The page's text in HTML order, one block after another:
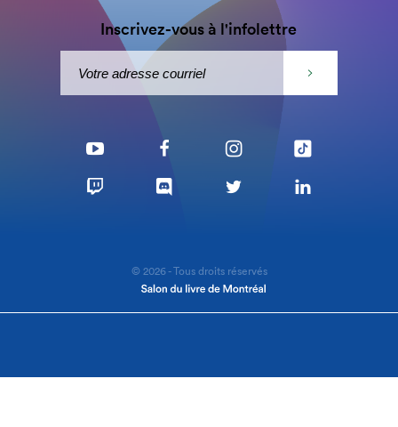
Inscrivez-vous à l'infolettre
© 2026 - Tous droits réservés